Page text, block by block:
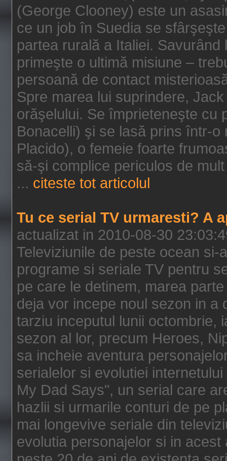
(George Clooney) este un
ce un job în Suedia se
partea rurală a Italiei.
primeşte o ultimă misiune –
persoană de contact
Spre marea lui suprindere,
orăşelului. Se împrieteneşte cu
Bonacelli) şi se lasă prins într-
Placido), o femeie foarte
să-şi complice periculos de
... citeste tot articolul
Tu ce serial TV urmaresti? A
actualizat in 2010-08-30
Televiziunile de peste ocean si-
programe si seriale TV pentru
pe care le detinem, marea
deja vor incepe noul sezon in a
tarziu inceputul lunii octombrie,
sezon al lor, precum Heroes,
sa incheie aventura
serialelor si evolutiei
My Dad Says", un serial care
hazlii si urmarile conturi de pe
mai longevive seriale din
evolutia personajelor si in